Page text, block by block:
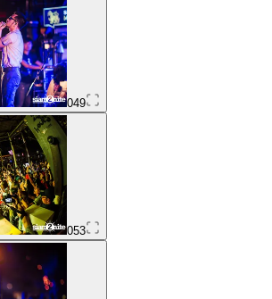
049
053